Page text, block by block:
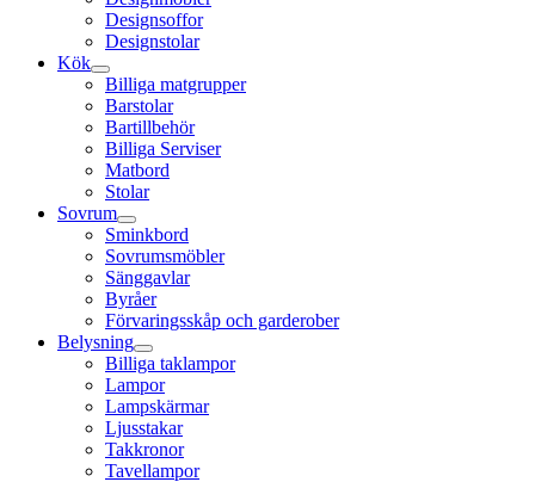
Designsoffor
Designstolar
Kök
Billiga matgrupper
Barstolar
Bartillbehör
Billiga Serviser
Matbord
Stolar
Sovrum
Sminkbord
Sovrumsmöbler
Sänggavlar
Byråer
Förvaringsskåp och garderober
Belysning
Billiga taklampor
Lampor
Lampskärmar
Ljusstakar
Takkronor
Tavellampor